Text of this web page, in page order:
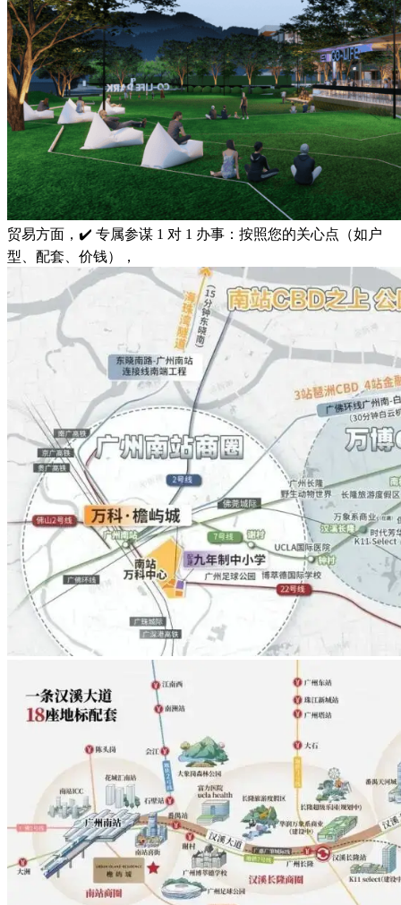
贸易方面，✔️ 专属参谋 1 对 1 办事：按照您的关心点（如户
型、配套、价钱），